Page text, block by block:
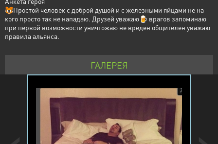
🐯Простой человек с доброй душой и с железными яйцами не на
кого просто так не нападаю. Друзей уважаю🍺 врагов запоминаю
при первой возможности уничтожаю не вреден общителен уважаю
правила альянса.
ГАЛЕРЕЯ